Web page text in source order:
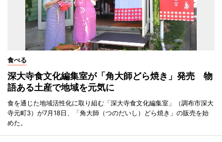
食べる
深大寺食文化編集室が「角大師どら焼き」発売 物
語ある土産で地域を元気に
食を通じた地域活性化に取り組む「深大寺食文化編集室」（調布市深大
寺元町3）が7月18日、「角大師（つのだいし）どら焼き」の販売を始
めた。